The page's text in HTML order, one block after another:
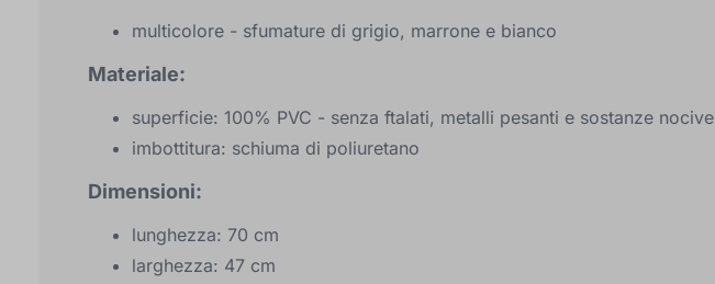
multicolore - sfumature di grigio, marrone e bianco
Materiale:
superficie: 100% PVC - senza ftalati, metalli pesanti e sostanze nocive
imbottitura: schiuma di poliuretano
Dimensioni:
lunghezza: 70 cm
larghezza: 47 cm